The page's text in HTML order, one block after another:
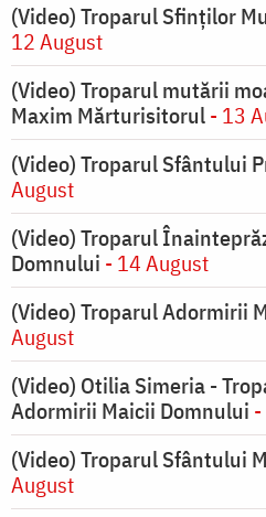
(Video) Troparul Sfinților
12 August
(Video) Troparul mutării
Maxim Mărturisitorul- 13
(Video) Troparul Sfântului
August
(Video) Troparul
Domnului - 14 August
(Video) Troparul Adormirii
August
(Video) Otilia Simeria -
Adormirii Maicii Domnului
(Video) Troparul Sfântului
August